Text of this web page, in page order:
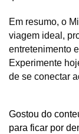
Em resumo, o
viagem ideal,
entretenimento
Experimente
de se conectar
Gostou do
para ficar por